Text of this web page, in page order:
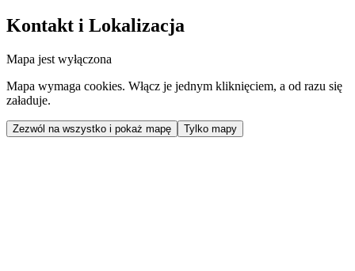
Kontakt i Lokalizacja
Mapa jest wyłączona
Mapa wymaga cookies. Włącz je jednym kliknięciem, a od razu się
załaduje.
Zezwól na wszystko i pokaż mapę Tylko mapy